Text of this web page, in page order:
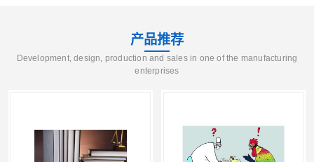
产品推荐
Development, design, production and sales in one of the manufacturing
enterprises